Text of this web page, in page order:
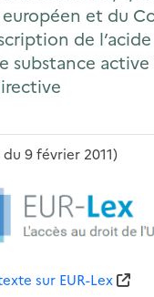
et du
de
substance active
du 9 février 2011)
sur EUR-Lex